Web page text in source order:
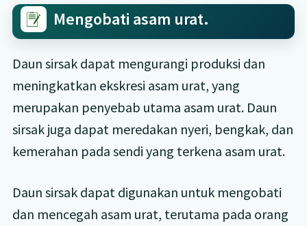
Mengobati asam urat.
Daun sirsak dapat mengurangi produksi dan
meningkatkan ekskresi asam urat, yang
merupakan penyebab utama asam urat. Daun
sirsak juga dapat meredakan nyeri, bengkak, dan
kemerahan pada sendi yang terkena asam urat.
Daun sirsak dapat digunakan untuk mengobati
dan mencegah asam urat, terutama pada orang